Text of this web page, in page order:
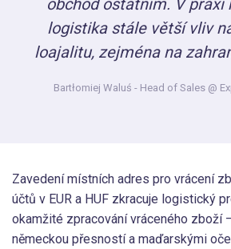
logistika stále větší vliv
loajalitu, zejména na
Bartłomiej Waluś - Head of Sales @
Zavedení místních adres pro vrácení
účtů v EUR a HUF zkracuje logistický
okamžité zpracování vráceného zboží
německou přesností a maďarskými